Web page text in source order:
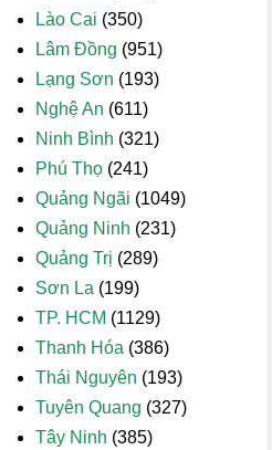
Lào Cai (350)
Lâm Đồng (951)
Lạng Sơn (193)
Nghệ An (611)
Ninh Bình (321)
Phú Thọ (241)
Quảng Ngãi (1049)
Quảng Ninh (231)
Quảng Trị (289)
Sơn La (199)
TP. HCM (1129)
Thanh Hóa (386)
Thái Nguyên (193)
Tuyên Quang (327)
Tây Ninh (385)